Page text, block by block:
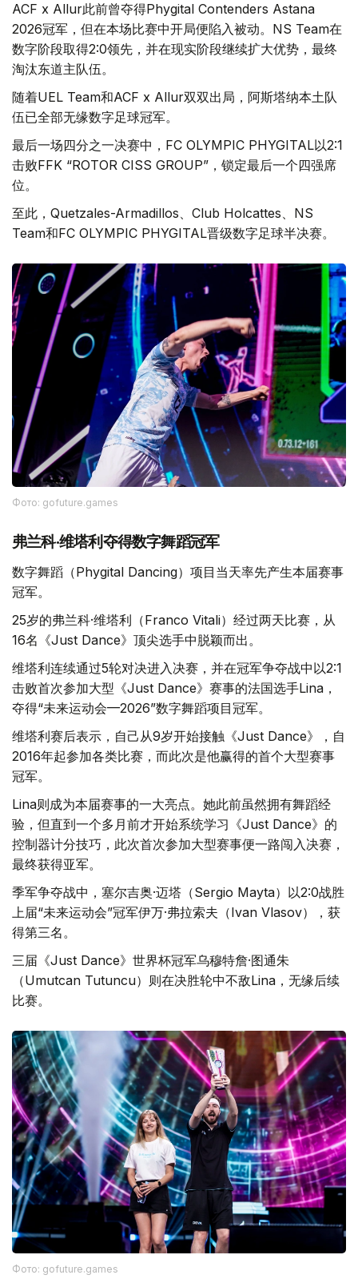
ACF x Allur此前曾夺得Phygital Contenders Astana
2026冠军，但在本场比赛中开局便陷入被动。NS Team在
数字阶段取得2:0领先，并在现实阶段继续扩大优势，最终
淘汰东道主队伍。
随着UEL Team和ACF x Allur双双出局，阿斯塔纳本土队
伍已全部无缘数字足球冠军。
最后一场四分之一决赛中，FC OLYMPIC PHYGITAL以2:1
击败FFK “ROTOR CISS GROUP”，锁定最后一个四强席
位。
至此，Quetzales-Armadillos、Club Holcattes、NS
Team和FC OLYMPIC PHYGITAL晋级数字足球半决赛。
Фото: gofuture.games
弗兰科·维塔利夺得数字舞蹈冠军
数字舞蹈（Phygital Dancing）项目当天率先产生本届赛事
冠军。
25岁的弗兰科·维塔利（Franco Vitali）经过两天比赛，从
16名《Just Dance》顶尖选手中脱颖而出。
维塔利连续通过5轮对决进入决赛，并在冠军争夺战中以2:1
击败首次参加大型《Just Dance》赛事的法国选手Lina，
夺得“未来运动会—2026”数字舞蹈项目冠军。
维塔利赛后表示，自己从9岁开始接触《Just Dance》，自
2016年起参加各类比赛，而此次是他赢得的首个大型赛事
冠军。
Lina则成为本届赛事的一大亮点。她此前虽然拥有舞蹈经
验，但直到一个多月前才开始系统学习《Just Dance》的
控制器计分技巧，此次首次参加大型赛事便一路闯入决赛，
最终获得亚军。
季军争夺战中，塞尔吉奥·迈塔（Sergio Mayta）以2:0战胜
上届“未来运动会”冠军伊万·弗拉索夫（Ivan Vlasov），获
得第三名。
三届《Just Dance》世界杯冠军乌穆特詹·图通朱
（Umutcan Tutuncu）则在决胜轮中不敌Lina，无缘后续
比赛。
Фото: gofuture.games